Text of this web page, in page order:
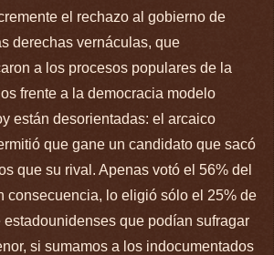
el rechazo al gobierno de
derechas vernáculas, que
a los procesos populares de la
frente a la democracia modelo
están desorientadas: el arcaico
que gane un candidato que sacó
que su rival. Apenas votó el 56% del
consecuencia, lo eligió sólo el 25% de
estadounidenses que podían sufragar
si sumamos a los indocumentados